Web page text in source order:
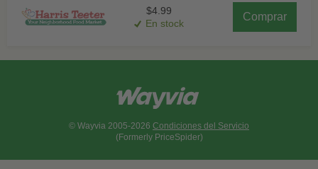
$4.99
En stock
Comprar
© Wayvia 2005-2026 Condiciones del Servicio
(Formerly PriceSpider)